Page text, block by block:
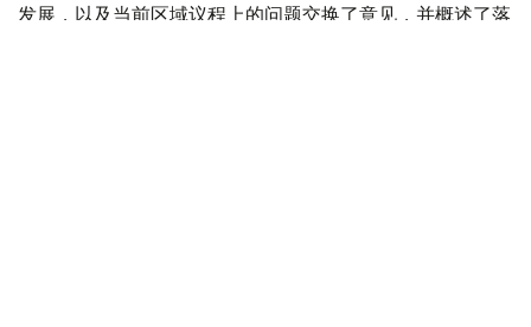
发展，以及当前区域议程上的问题交换了意见，并概述了落